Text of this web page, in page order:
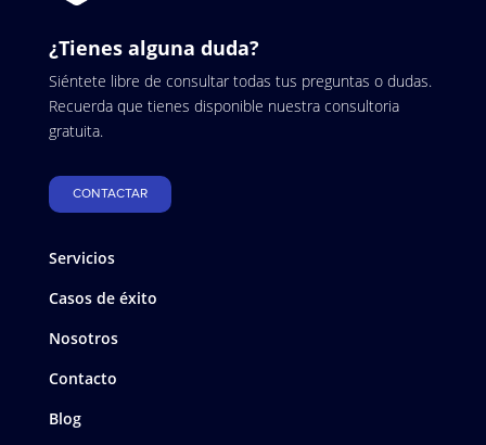
¿Tienes alguna duda?
Siéntete libre de consultar todas tus preguntas o dudas.
Recuerda que tienes disponible nuestra consultoria
gratuita.
CONTACTAR
Servicios
Casos de éxito
Nosotros
Contacto
Blog